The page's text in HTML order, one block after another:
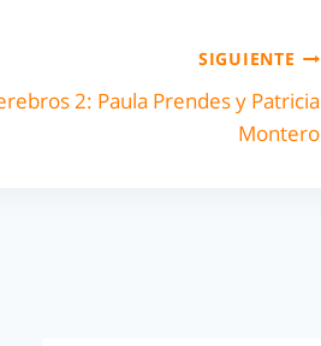
SIGUIENTE
2: Paula Prendes y Patricia
Montero